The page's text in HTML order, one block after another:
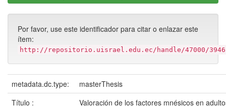
Por favor, use este identificador para citar o enlazar este
ítem:
http://repositorio.uisrael.edu.ec/handle/47000/3946
metadata.dc.type:
masterThesis
Título :
Valoración de los factores mnésicos en